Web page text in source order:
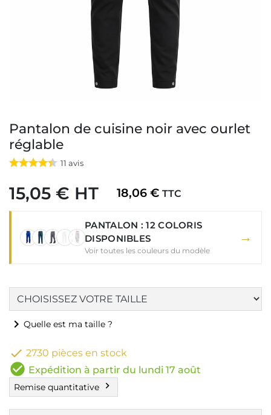
Pantalon de cuisine noir avec ourlet
réglable
11 avis
15,05 € HT 18,06 € TTC
PANTALON : 12 COLORIS
DISPONIBLES
Voir toutes les couleurs du modèle
→
chevron_right Quelle est ma taille ?
 2730 pièces en stock
check_circle Expédition à partir du lundi 17 août
Remise quantitative chevron_right